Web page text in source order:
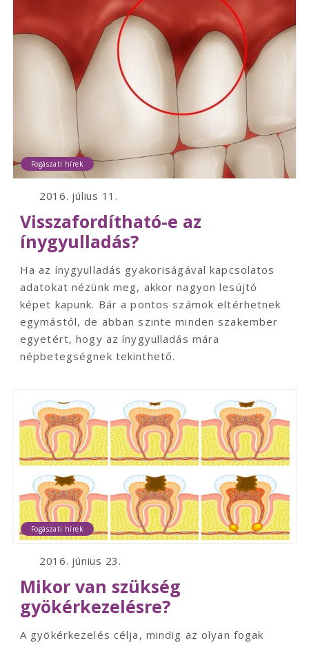
Fogászati hírek
2016. július 11.
Visszafordítható-e az
ínygyulladás?
Ha az ínygyulladás gyakoriságával kapcsolatos
adatokat nézünk meg, akkor nagyon lesújtó
képet kapunk. Bár a pontos számok eltérhetnek
egymástól, de abban szinte minden szakember
egyetért, hogy az ínygyulladás mára
népbetegségnek tekinthető.
Fogászati hírek
2016. június 23.
Mikor van szükség
gyökérkezelésre?
A gyökérkezelés célja, mindig az olyan fogak